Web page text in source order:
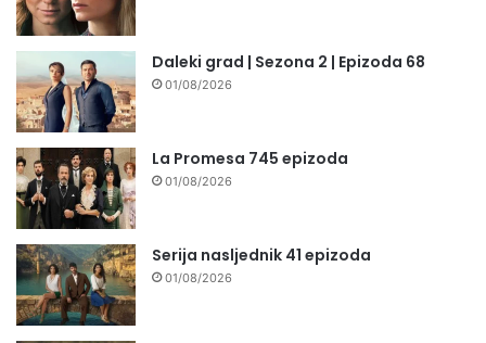
Daleki grad | Sezona 2 | Epizoda 68
01/08/2026
La Promesa 745 epizoda
01/08/2026
Serija nasljednik 41 epizoda
01/08/2026